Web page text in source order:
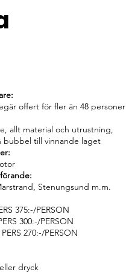
offert för fler än 48 personer
allt material och utrustning,
bubbel till vinnande laget
Stenungsund m.m.
375:-/PERSON
300:-/PERSON
270:-/PERSON
dryck